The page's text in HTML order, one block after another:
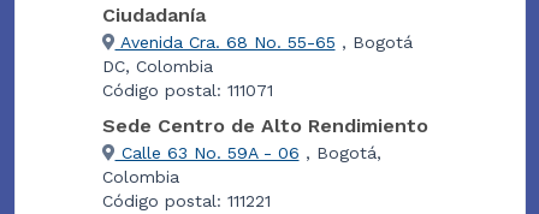
Ciudadanía
Avenida Cra. 68 No. 55-65 , Bogotá
DC, Colombia
Código postal: 111071
Sede Centro de Alto Rendimiento
Calle 63 No. 59A - 06 , Bogotá,
Colombia
Código postal: 111221